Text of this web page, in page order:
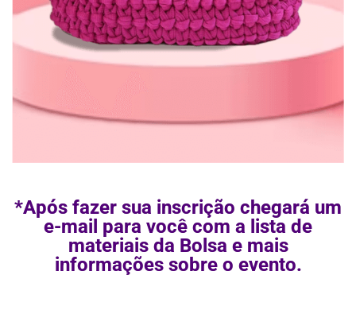
*Após fazer sua inscrição chegará um
e-mail para você com a lista de
materiais da Bolsa e mais
informações sobre o evento.